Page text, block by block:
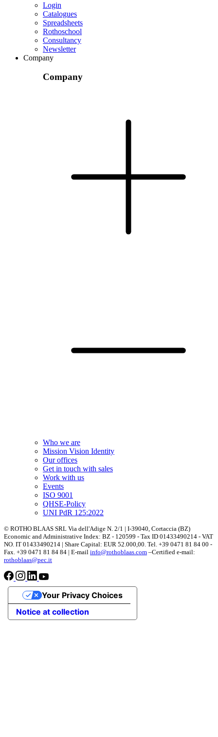
Login
Catalogues
Spreadsheets
Rothoschool
Consultancy
Newsletter
Company
Company
Who we are
Mission Vision Identity
Our offices
Get in touch with sales
Work with us
Events
ISO 9001
QHSE-Policy
UNI PdR 125:2022
© ROTHO BLAAS SRL Via dell'Adige N. 2/1 | I-39040, Cortaccia (BZ)
Economic and Administrative Index: BZ - 120599 - Tax ID 01433490214 - VAT
NO. IT 01433490214 | Share Capital: EUR 52.000,00. Tel. +39 0471 81 84 00 -
Fax. +39 0471 81 84 84 | E-mail info@rothoblaas.com –Certified e-mail:
rothoblaas@pec.it
Notice at collection
Your Privacy Choices